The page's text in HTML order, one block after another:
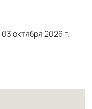
03 октября 2026 г.